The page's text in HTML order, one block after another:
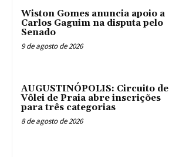
Wiston Gomes anuncia apoio a
Carlos Gaguim na disputa pelo
Senado
9 de agosto de 2026
AUGUSTINÓPOLIS: Circuito de
Vôlei de Praia abre inscrições
para três categorias
8 de agosto de 2026